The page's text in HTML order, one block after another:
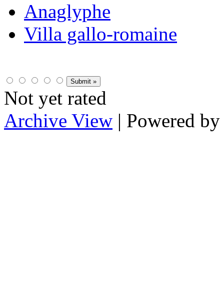
Anaglyphe
Villa gallo-romaine
Not yet rated
Archive View | Powered